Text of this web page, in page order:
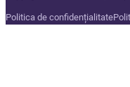
Politica de confidențialitate